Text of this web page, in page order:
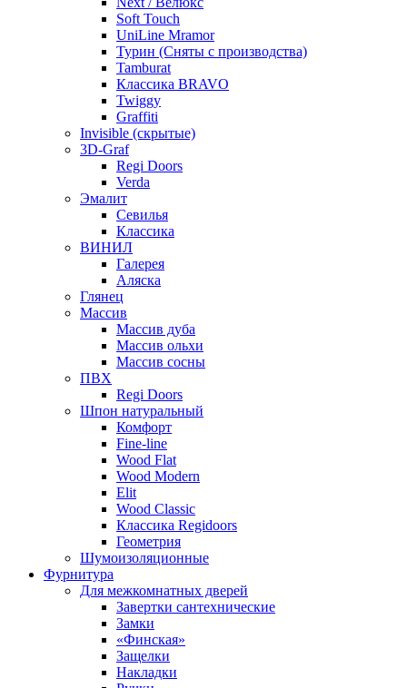
Soft Touch
UniLine Mramor
Турин (Сняты с производства)
Tamburat
Классика BRAVO
Twiggy
Graffiti
Invisible (скрытые)
3D-Graf
Regi Doors
Verda
Эмалит
Севилья
Классика
ВИНИЛ
Галерея
Аляска
Глянец
Массив
Массив дуба
Массив ольхи
Массив сосны
ПВХ
Regi Doors
Шпон натуральный
Комфорт
Fine-line
Wood Flat
Wood Modern
Elit
Wood Classic
Классика Regidoors
Геометрия
Шумоизоляционные
Фурнитура
Для межкомнатных дверей
Завертки сантехнические
Замки
«Финская»
Защелки
Накладки